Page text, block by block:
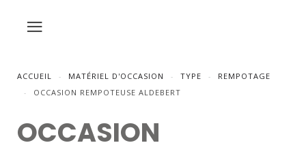
ACCUEIL MATÉRIEL D'OCCASION TYPE
REMPOTAGE
OCCASION REMPOTEUSE ALDEBERT
OCCASION